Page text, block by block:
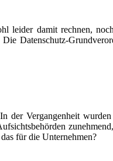
leider damit rechnen,
Datenschutz-
Vergangenheit
für die Unternehmen?